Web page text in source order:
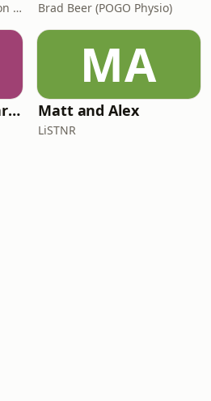
Fiona Verity, Julie Nicholson and Gary Seller Brad Beer (POGO Physio)
Flat White, No Sugar 澳洲每日新闻简报
MA
Matt and Alex
LiSTNR